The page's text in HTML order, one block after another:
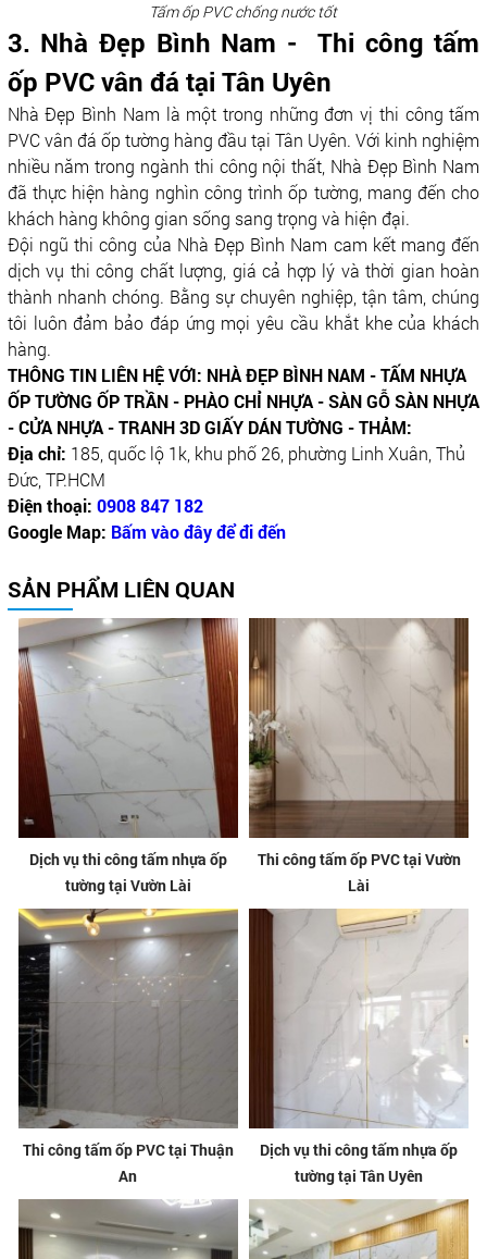
Tấm ốp PVC chống nước tốt
3. Nhà Đẹp Bình Nam - Thi công tấm
ốp PVC vân đá tại Tân Uyên
Nhà Đẹp Bình Nam là một trong những đơn vị thi công tấm
PVC vân đá ốp tường hàng đầu tại Tân Uyên. Với kinh nghiệm
nhiều năm trong ngành thi công nội thất, Nhà Đẹp Bình Nam
đã thực hiện hàng nghìn công trình ốp tường, mang đến cho
khách hàng không gian sống sang trọng và hiện đại.
Đội ngũ thi công của Nhà Đẹp Bình Nam cam kết mang đến
dịch vụ thi công chất lượng, giá cả hợp lý và thời gian hoàn
thành nhanh chóng. Bằng sự chuyên nghiệp, tận tâm, chúng
tôi luôn đảm bảo đáp ứng mọi yêu cầu khắt khe của khách
hàng.
THÔNG TIN LIÊN HỆ VỚI: NHÀ ĐẸP BÌNH NAM - TẤM NHỰA
ỐP TƯỜNG ỐP TRẦN - PHÀO CHỈ NHỰA - SÀN GỖ SÀN NHỰA
- CỬA NHỰA - TRANH 3D GIẤY DÁN TƯỜNG - THẢM:
Địa chỉ: 185, quốc lộ 1k, khu phố 26, phường Linh Xuân, Thủ
Đức, TP.HCM
Điện thoại: 0908 847 182
Google Map: Bấm vào đây để đi đến
SẢN PHẨM LIÊN QUAN
Dịch vụ thi công tấm nhựa ốp
tường tại Vườn Lài
Thi công tấm ốp PVC tại Vườn
Lài
Thi công tấm ốp PVC tại Thuận
An
Dịch vụ thi công tấm nhựa ốp
tường tại Tân Uyên